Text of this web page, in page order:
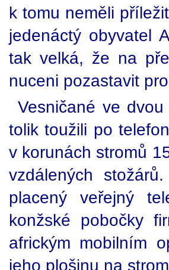
k tomu neměli
jedenáctý obyvatel
tak velká, že na
nuceni pozastavit
Vesničané ve
tolik toužili po
v korunách stromů
vzdálených
placený veřejný
konžské pobočky
africkým mobilním
jeho plošinu na